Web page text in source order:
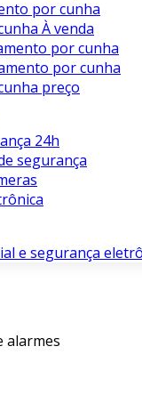
por cunha
À venda
por cunha
por cunha
preço
24h
segurança
e segurança
alarmes